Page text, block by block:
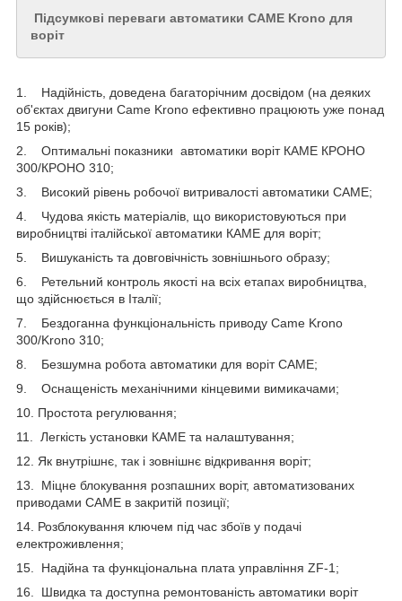
Підсумкові переваги автоматики CAME Krono для
воріт
1. Надійність, доведена багаторічним досвідом (на деяких
об'єктах двигуни Сame Krono ефективно працюють уже понад
15 років);
2. Оптимальні показники автоматики воріт КАМЕ КРОНО
300/КРОНО 310;
3. Високий рівень робочої витривалості автоматики CAME;
4. Чудова якість матеріалів, що використовуються при
виробництві італійської автоматики КАМЕ для воріт;
5. Вишуканість та довговічність зовнішнього образу;
6. Ретельний контроль якості на всіх етапах виробництва,
що здійснюється в Італії;
7. Бездоганна функціональність приводу Came Krono
300/Krono 310;
8. Безшумна робота автоматики для воріт САМЕ;
9. Оснащеність механічними кінцевими вимикачами;
10. Простота регулювання;
11. Легкість установки КАМЕ та налаштування;
12. Як внутрішнє, так і зовнішнє відкривання воріт;
13. Міцне блокування розпашних воріт, автоматизованих
приводами САМЕ в закритій позиції;
14. Розблокування ключем під час збоїв у подачі
електроживлення;
15. Надійна та функціональна плата управління ZF-1;
16. Швидка та доступна ремонтованість автоматики воріт